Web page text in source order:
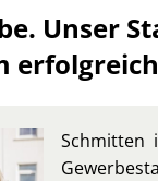
Unser
Schmitten